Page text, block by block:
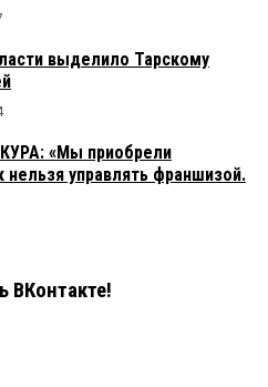
выделило Тарскому
«Мы приобрели
нельзя управлять франшизой.
ВКонтакте!